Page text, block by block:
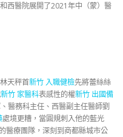
西醫院展開了2021年中（蒙）醫
天秤首新竹 入職健檢先將蕾絲絲
新竹 家醫科表感性的權新竹 出國備
醫務科主任、西醫副主任醫師劉
處境更糟，當圓規刺入他的藍光
醫療團隊，深刻到商都縣城市公